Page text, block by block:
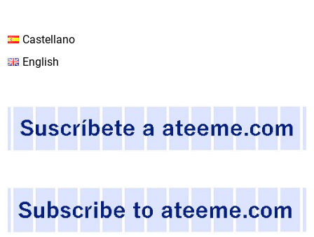
Castellano
English